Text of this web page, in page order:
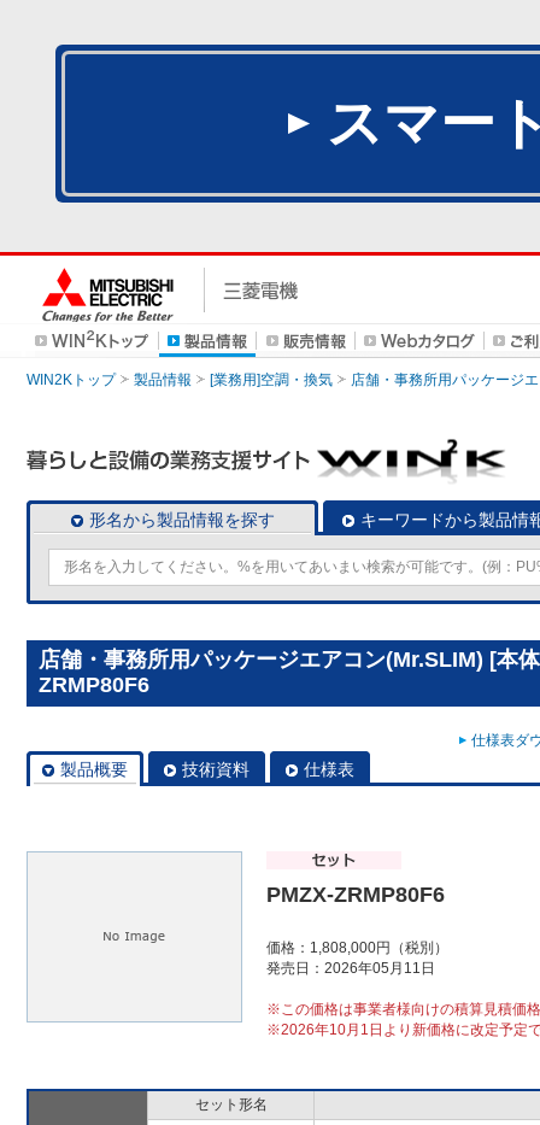
スマー
WIN2Kトップ 製品情報 [業務用]空調・換気 店舗・事務所用パッケージ
形名から製品情報を探す キーワードから製品情
店舗・事務所用パッケージエアコン(Mr.SLIM) [本
ZRMP80F6
仕様表ダ
製品概要 技術資料 仕様表
PMZX-ZRMP80F6
価格：1,808,000円（税別）
発売日：2026年05月11日
※この価格は事業者様向けの積算見積価
※2026年10月1日より新価格に改定予定
セット形名